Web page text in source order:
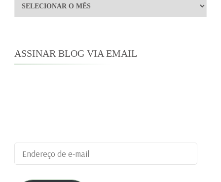
Arquivos
ASSINAR BLOG VIA EMAIL
Endereço
de